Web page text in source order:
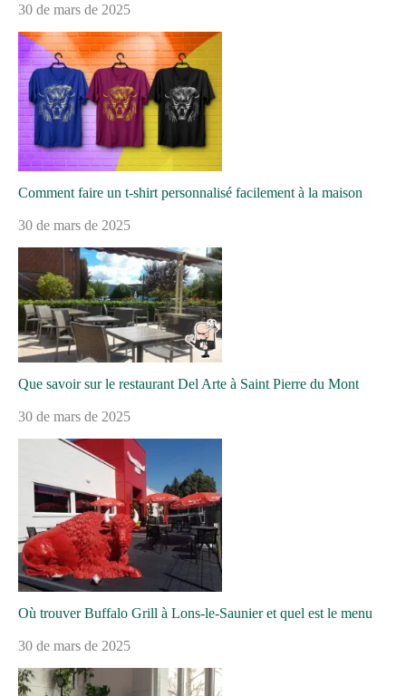
30 de mars de 2025
Comment faire un t-shirt personnalisé facilement à la maison
30 de mars de 2025
Que savoir sur le restaurant Del Arte à Saint Pierre du Mont
30 de mars de 2025
Où trouver Buffalo Grill à Lons-le-Saunier et quel est le menu
30 de mars de 2025